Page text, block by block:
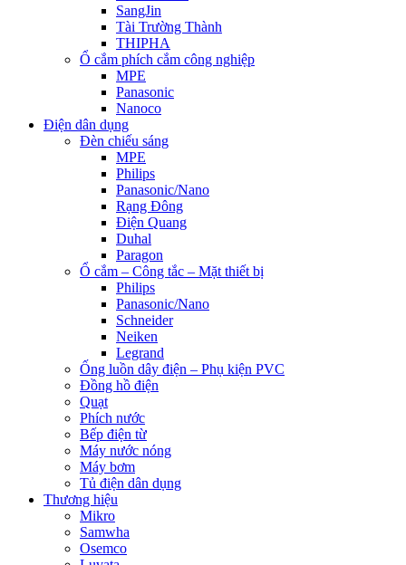
SangJin
Tài Trường Thành
THIPHA
Ổ cắm phích cắm công nghiệp
MPE
Panasonic
Nanoco
Điện dân dụng
Đèn chiếu sáng
MPE
Philips
Panasonic/Nano
Rạng Đông
Điện Quang
Duhal
Paragon
Ổ cắm – Công tắc – Mặt thiết bị
Philips
Panasonic/Nano
Schneider
Neiken
Legrand
Ống luồn dây điện – Phụ kiện PVC
Đồng hồ điện
Quạt
Phích nước
Bếp điện từ
Máy nước nóng
Máy bơm
Tủ điện dân dụng
Thương hiệu
Mikro
Samwha
Osemco